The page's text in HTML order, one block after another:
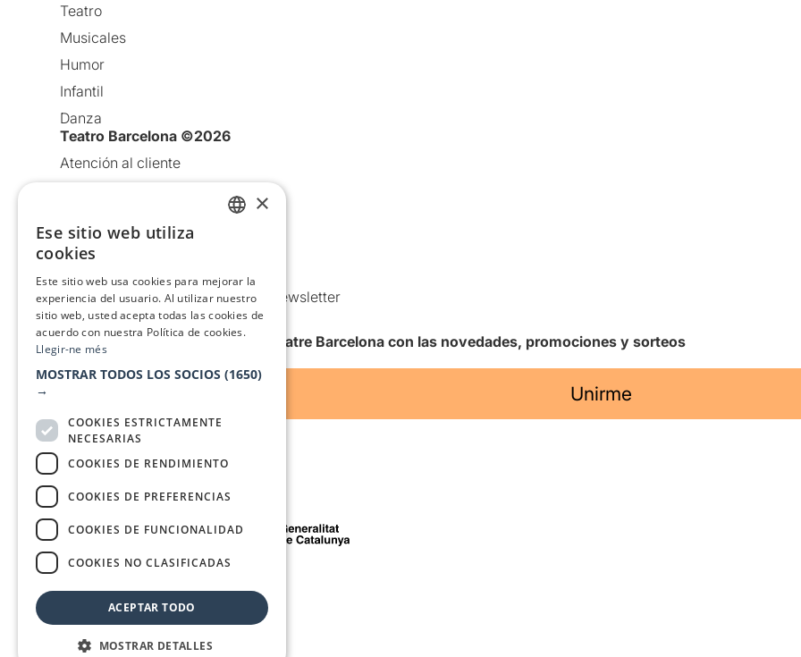
Teatro
Musicales
Humor
Infantil
Danza
Teatro Barcelona ©2026
Atención al cliente
Política de Cookies
Comunicaciones comerciales y Newsletter
Anuncia’t
Quiero recibir la newsletter de Teatre Barcelona con las novedades, promociones y sorteos
Unirme
Con el apoyo de
×
Ese sitio web utiliza
cookies
Este sitio web usa cookies para mejorar la
experiencia del usuario. Al utilizar nuestro
sitio web, usted acepta todas las cookies de
acuerdo con nuestra Política de cookies.
Llegir-ne més
MOSTRAR TODOS LOS SOCIOS (1650)
→
COOKIES ESTRICTAMENTE
NECESARIAS
COOKIES DE RENDIMIENTO
COOKIES DE PREFERENCIAS
COOKIES DE FUNCIONALIDAD
COOKIES NO CLASIFICADAS
ACEPTAR TODO
MOSTRAR DETALLES